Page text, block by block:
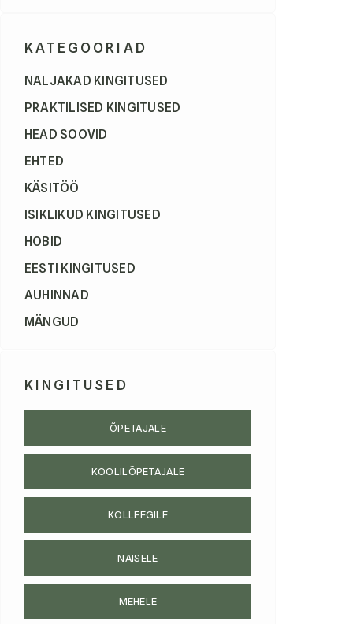
KATEGOORIAD
NALJAKAD KINGITUSED
PRAKTILISED KINGITUSED
HEAD SOOVID
EHTED
KÄSITÖÖ
ISIKLIKUD KINGITUSED
HOBID
EESTI KINGITUSED
AUHINNAD
MÄNGUD
KINGITUSED
ÕPETAJALE
KOOLILÕPETAJALE
KOLLEEGILE
NAISELE
MEHELE